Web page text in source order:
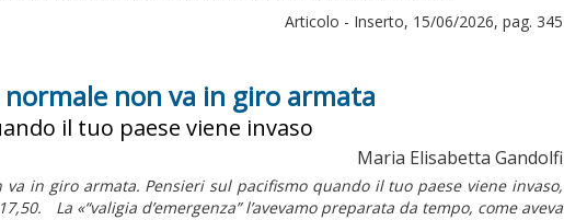
Articolo - Inserto, 15/06/2026, pag. 345
normale non va in giro armata
il tuo paese viene invaso
Maria Elisabetta Gandolfi
va in giro armata. Pensieri sul pacifismo quando il tuo paese viene invaso,
La «“valigia d’emergenza” l’avevamo preparata da tempo, come aveva